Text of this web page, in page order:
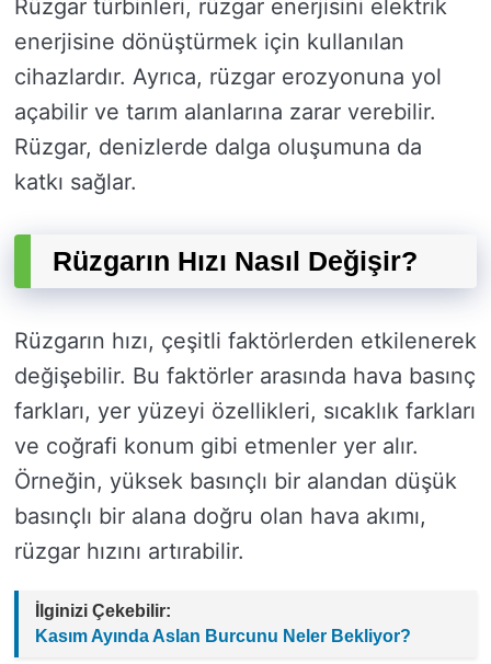
Rüzgar türbinleri, rüzgar enerjisini elektrik
enerjisine dönüştürmek için kullanılan
cihazlardır. Ayrıca, rüzgar erozyonuna yol
açabilir ve tarım alanlarına zarar verebilir.
Rüzgar, denizlerde dalga oluşumuna da
katkı sağlar.
Rüzgarın Hızı Nasıl Değişir?
Rüzgarın hızı, çeşitli faktörlerden etkilenerek
değişebilir. Bu faktörler arasında hava basınç
farkları, yer yüzeyi özellikleri, sıcaklık farkları
ve coğrafi konum gibi etmenler yer alır.
Örneğin, yüksek basınçlı bir alandan düşük
basınçlı bir alana doğru olan hava akımı,
rüzgar hızını artırabilir.
İlginizi Çekebilir:
Kasım Ayında Aslan Burcunu Neler Bekliyor?